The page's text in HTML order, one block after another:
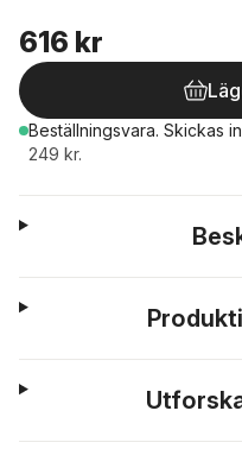
616 kr
Beställningsvara. Skickas
249 kr.